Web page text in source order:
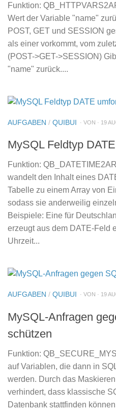
Funktion:
Wert der Variable "name"
POST, GET und SESSION
als einer vorkommt, vom
(POST->GET->SESSION)
"name" zurück....
AUFGABEN / QUIBUI · VON · 19
MySQL Feldtyp
Funktion:
wandelt den Inhalt eines
Tabelle zu einem Array von
sodass sie anderweilig
Beispiele: Eine für
erzeugt aus dem DATE-Feld
Uhrzeit...
AUFGABEN / QUIBUI · VON · 19
MySQL-Anfragen
schützen
Funktion:
auf Variablen, die dann in
werden. Durch das
verhindert, dass klassische
Datenbank stattfinden